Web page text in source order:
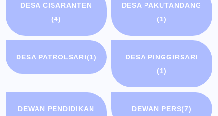
DESA CISARANTEN
(4)
DESA PAKUTANDANG
(1)
DESA PATROLSARI(1)
DESA PINGGIRSARI
(1)
DEWAN PENDIDIKAN DEWAN PERS(7)